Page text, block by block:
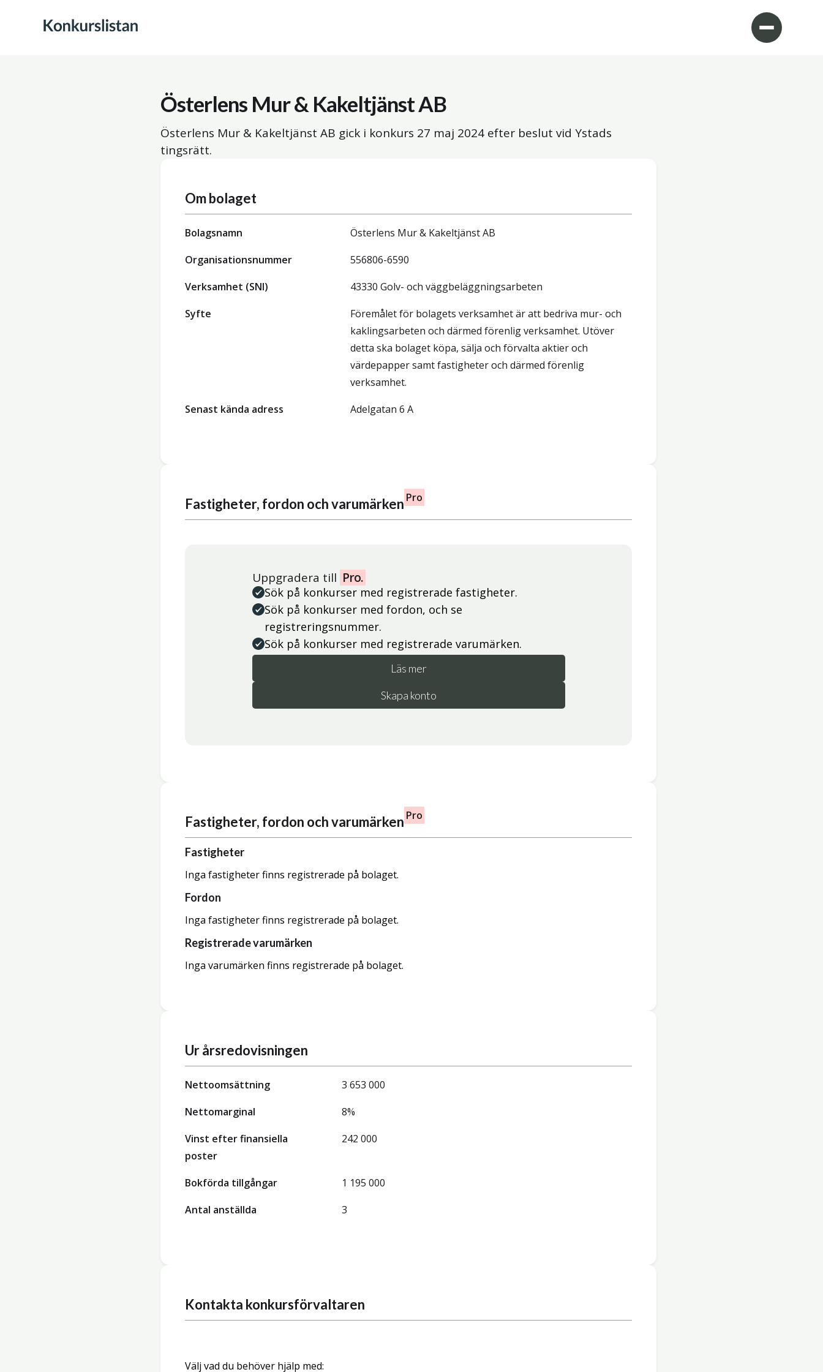
Österlens Mur & Kakeltjänst AB
Österlens Mur & Kakeltjänst AB gick i konkurs 27 maj 2024 efter beslut vid Ystads
tingsrätt.
Om bolaget
Bolagsnamn
Österlens Mur & Kakeltjänst AB
Organisationsnummer
556806-6590
Verksamhet (SNI)
43330 Golv- och väggbeläggningsarbeten
Syfte
Föremålet för bolagets verksamhet är att bedriva mur- och
kaklingsarbeten och därmed förenlig verksamhet. Utöver
detta ska bolaget köpa, sälja och förvalta aktier och
värdepapper samt fastigheter och därmed förenlig
verksamhet.
Senast kända adress
Adelgatan 6 A
Fastigheter, fordon och varumärken Pro
Uppgradera till Pro.
Sök på konkurser med registrerade fastigheter.
Sök på konkurser med fordon, och se
registreringsnummer.
Sök på konkurser med registrerade varumärken.
Läs mer
Skapa konto
Fastigheter, fordon och varumärken Pro
Fastigheter
Inga fastigheter finns registrerade på bolaget.
Fordon
Inga fastigheter finns registrerade på bolaget.
Registrerade varumärken
Inga varumärken finns registrerade på bolaget.
Ur årsredovisningen
Nettoomsättning
3 653 000
Nettomarginal
8%
Vinst efter finansiella
poster
242 000
Bokförda tillgångar
1 195 000
Antal anställda
3
Kontakta konkursförvaltaren
Välj vad du behöver hjälp med: